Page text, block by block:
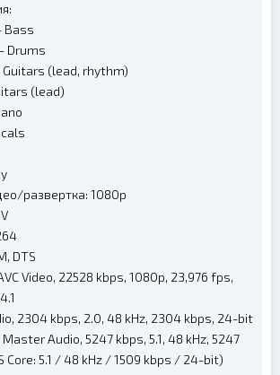
Bass
Drums
(lead, rhythm)
(lead)
развертка: 1080p
DTS
Video, 22528 kbps, 1080p, 23,976 fps,
2304 kbps, 2.0, 48 kHz, 2304 kbps, 24-bit
Audio, 5247 kbps, 5.1, 48 kHz, 5247
Core: 5.1 / 48 kHz / 1509 kbps / 24-bit)